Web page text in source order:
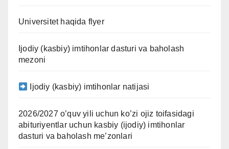
Universitet haqida flyer
Ijodiy (kasbiy) imtihonlar dasturi va baholash
mezoni
Ijodiy (kasbiy) imtihonlar natijasi
2026/2027 o’quv yili uchun ko’zi ojiz toifasidagi
abituriyentlar uchun kasbiy (ijodiy) imtihonlar
dasturi va baholash me’zonlari